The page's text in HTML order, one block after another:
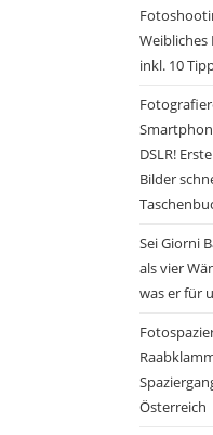
inkl. 10
DSLR!
Bilder
Sei Giorni
als vier
was er für
Österreich